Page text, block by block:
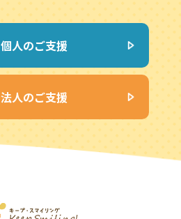
個人のご支援
法人のご支援